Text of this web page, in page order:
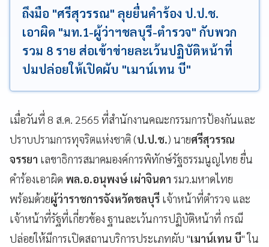
ถึงมือ "ศรีสุวรรณ" ลุยยื่นคำร้อง ป.ป.ช.
เอาผิด "มท.1-ผู้ว่าฯชลบุรี-ตำรวจ" กับพวก
รวม 8 ราย ส่อเข้าข่ายละเว้นปฏิบัติหน้าที่
ปมปล่อยให้เปิดผับ "เมาน์เทน บี"
เมื่อวันที่ 8 ส.ค. 2565 ที่สำนักงานคณะกรรมการป้องกันและ
ปราบปรามการทุจริตแห่งชาติ (ป.ป.ช.) นายศรีสุวรรณ
จรรยา เลขาธิการสมาคมองค์การพิทักษ์รัฐธรรมนูญไทย ยื่น
คำร้องเอาผิด พล.อ.อนุพงษ์ เผ่าจินดา รมว.มหาดไทย
พร้อมด้วยผู้ว่าราชการจังหวัดชลบุรี เจ้าหน้าที่ตำรวจ และ
เจ้าหน้าที่รัฐที่เกี่ยวข้อง ฐานละเว้นการปฏิบัติหน้าที่ กรณี
ปล่อยให้มีการเปิดสถานบริการประเภทผับ "เมาน์เทน บี" ใน